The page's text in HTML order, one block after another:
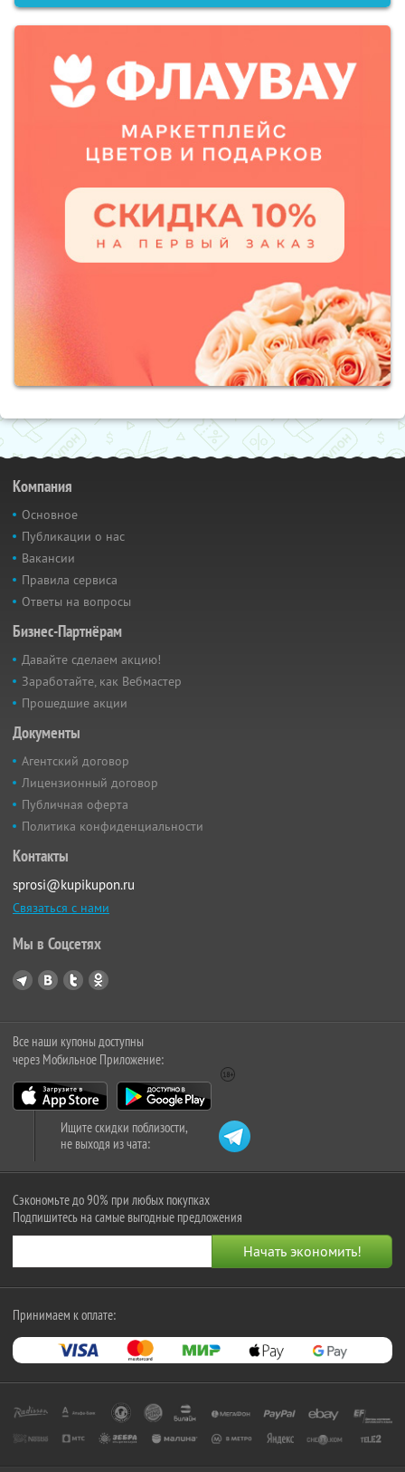
Компания
Основное
Публикации о нас
Вакансии
Правила сервиса
Ответы на вопросы
Бизнес-Партнёрам
Давайте сделаем акцию!
Заработайте, как Вебмастер
Прошедшие акции
Документы
Агентский договор
Лицензионный договор
Публичная оферта
Политика конфиденциальности
Контакты
sprosi@kupikupon.ru
Связаться с нами
Мы в Соцсетях
Все наши купоны доступны
через Мобильное Приложение:
Ищите скидки поблизости,
не выходя из чата:
Сэкономьте до 90% при любых покупках
Подпишитесь на самые выгодные предложения
Принимаем к оплате: